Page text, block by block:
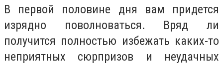
В первой половине дня вам придется
изрядно поволноваться. Вряд ли
получится полностью избежать каких-то
неприятных сюрпризов и неудачных